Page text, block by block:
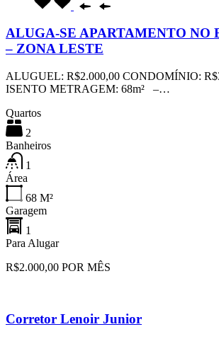
ALUGA-SE APARTAMENTO NO
– ZONA LESTE
ALUGUEL: R$2.000,00 CONDOMÍNIO:
ISENTO METRAGEM: 68m² –…
Quartos
2
Banheiros
1
Área
68 M²
Garagem
1
Para Alugar
R$2.000,00 POR MÊS
Corretor Lenoir Junior